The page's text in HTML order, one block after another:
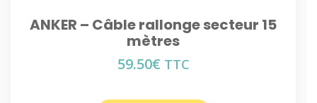
ANKER – Câble rallonge secteur 15
mètres
59.50€ TTC